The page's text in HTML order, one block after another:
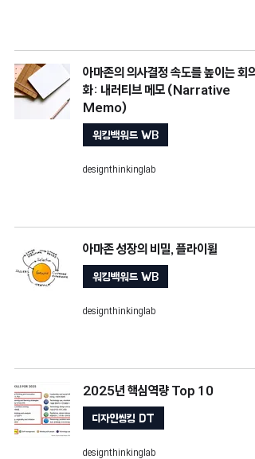
아마존의 의사결정 속도를 높이는 회의
화: 내러티브 메모 (Narrative
Memo)
워킹백워드 WB
designthinkinglab
아마존 성장의 비밀, 플라이휠
워킹백워드 WB
designthinkinglab
2025년 핵심역량 Top 10
디자인씽킹 DT
designthinkinglab